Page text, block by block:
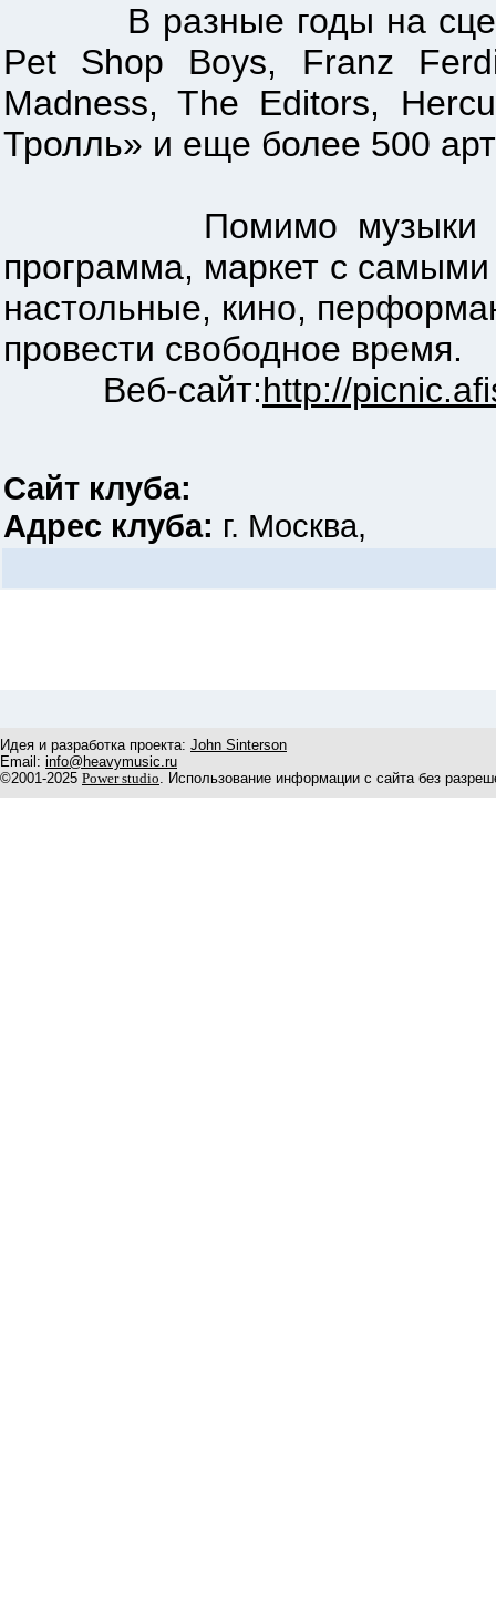
В разные годы на сцену
Pet Shop Boys, Franz
Madness, The Editors,
Тролль» и еще более 500
Помимо музыки
программа, маркет с
настольные, кино,
провести свободное время.
Веб-сайт:http://
Сайт клуба:
Адрес клуба: г. Москва,
Идея и разработка проекта: John Sinterson
Email: info@heavymusic.ru
©2001-2025 Power studio. Использование информации с сайта без